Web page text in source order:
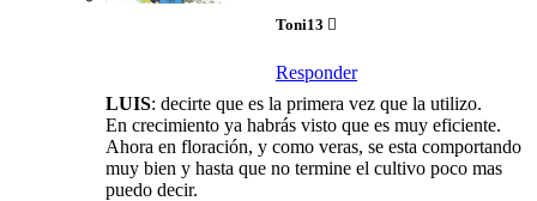
Toni13
Responder
LUIS: decirte que es la primera vez que la utilizo.
En crecimiento ya habrás visto que es muy eficiente.
Ahora en floración, y como veras, se esta comportando
muy bien y hasta que no termine el cultivo poco mas
puedo decir.